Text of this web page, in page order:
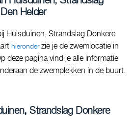
Helder
Huisduinen, Strandslag Donkere
hieronderzie je de zwemlocatie in
deze pagina vind je alle informatie
de zwemplekken in de buurt.
Strandslag Donkere